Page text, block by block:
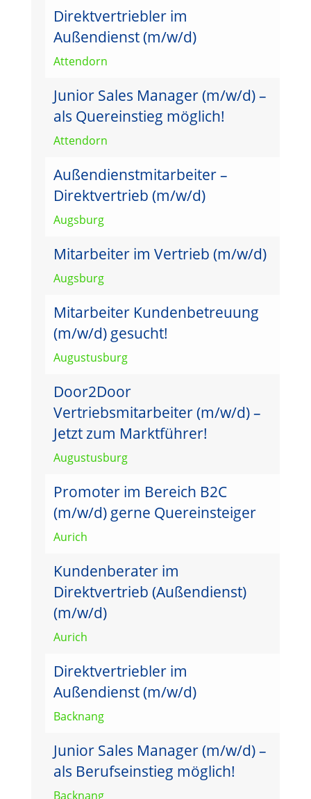
Direktvertriebler im
Außendienst (m/w/d)
Attendorn
Junior Sales Manager (m/w/d) –
als Quereinstieg möglich!
Attendorn
Außendienstmitarbeiter –
Direktvertrieb (m/w/d)
Augsburg
Mitarbeiter im Vertrieb (m/w/d)
Augsburg
Mitarbeiter Kundenbetreuung
(m/w/d) gesucht!
Augustusburg
Door2Door
Vertriebsmitarbeiter (m/w/d) –
Jetzt zum Marktführer!
Augustusburg
Promoter im Bereich B2C
(m/w/d) gerne Quereinsteiger
Aurich
Kundenberater im
Direktvertrieb (Außendienst)
(m/w/d)
Aurich
Direktvertriebler im
Außendienst (m/w/d)
Backnang
Junior Sales Manager (m/w/d) –
als Berufseinstieg möglich!
Backnang